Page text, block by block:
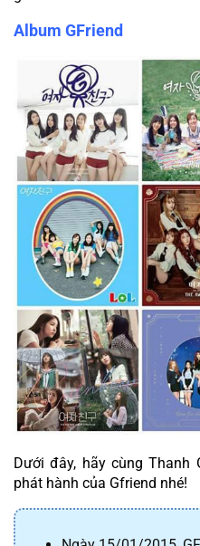
Album GFriend
Dưới đây, hãy cùng Thanh
phát hành của Gfriend nhé!